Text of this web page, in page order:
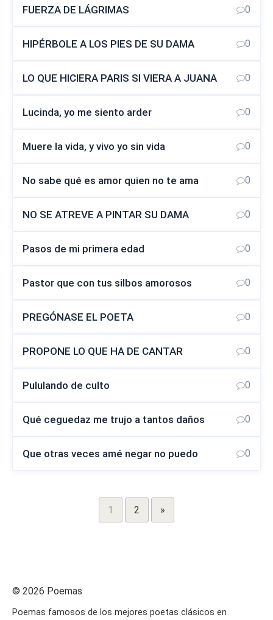
FUERZA DE LÁGRIMAS 0
HIPÉRBOLE A LOS PIES DE SU DAMA 0
LO QUE HICIERA PARIS SI VIERA A JUANA 0
Lucinda, yo me siento arder 0
Muere la vida, y vivo yo sin vida 0
No sabe qué es amor quien no te ama 0
NO SE ATREVE A PINTAR SU DAMA 0
Pasos de mi primera edad 0
Pastor que con tus silbos amorosos 0
PREGÓNASE EL POETA 0
PROPONE LO QUE HA DE CANTAR 0
Pululando de culto 0
Qué ceguedaz me trujo a tantos daños 0
Que otras veces amé negar no puedo 0
1 2 »
© 2026 Poemas
Poemas famosos de los mejores poetas clásicos en